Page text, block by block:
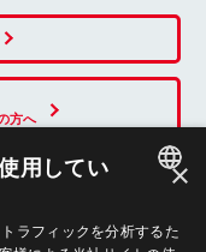
方へ
×
用してい
ラフィックを分析するた